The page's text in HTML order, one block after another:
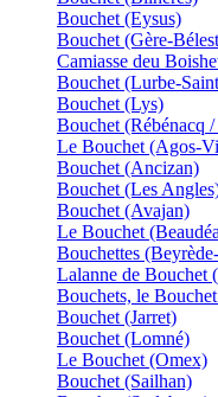
Bouchet (Eysus)
Bouchet (Gère-
Camiasse deu
Bouchet (Lurbe-
Bouchet (Lys)
Bouchet (Rébénacq
Le Bouchet (Agos-
Bouchet (Ancizan)
Bouchet (Les
Bouchet (Avajan)
Le Bouchet
Bouchettes
Lalanne de Bouchet
Bouchets, le
Bouchet (Jarret)
Bouchet (Lomné)
Le Bouchet (Omex)
Bouchet (Sailhan)